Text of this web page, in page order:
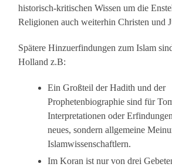
historisch-kritischen Wissen um die
Religionen auch weiterhin Christen und
Spätere Hinzuerfindungen zum Islam
Holland z.B:
Ein Großteil der Hadith und der
Prophetenbiographie sind für
Interpretationen oder
neues, sondern allgemeine
Islamwissenschaftlern.
Im Koran ist nur von drei